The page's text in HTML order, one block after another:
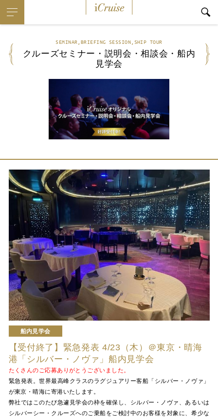
SEMINAR,BRIEFING SESSION,SHIP TOUR
クルーズセミナー・説明会・相談会・船内
見学会
船内見学会
【受付終了】緊急発表 4/23（木）＠東京・晴海
港「シルバー・ノヴァ」船内見学会
たくさんのご応募ありがとうございました。
緊急発表。世界最高峰クラスのラグジュアリー客船「シルバー・ノヴァ」
が東京・晴海に寄港いたします。
弊社ではこのたび急遽見学会の枠を確保し、シルバー・ノヴァ、あるいは
シルバーシー・クルーズへのご乗船をご検討中のお客様を対象に、希少な